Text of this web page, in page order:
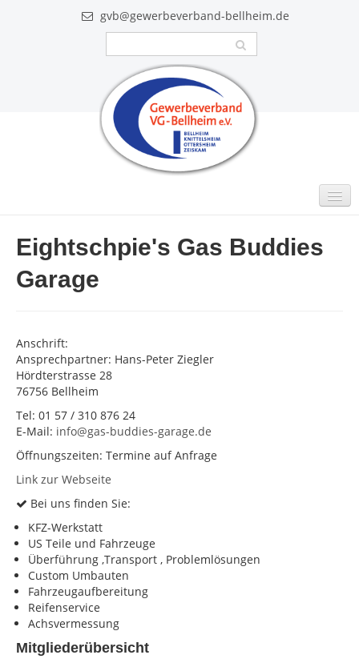
gvb@gewerbeverband-bellheim.de
MITGLIEDER
AKTUELLES
Impressum
Datenschutz
Eightschpie's Gas Buddies
Garage
Anschrift:
Ansprechpartner: Hans-Peter Ziegler
Hördterstrasse 28
76756 Bellheim
Tel: 01 57 / 310 876 24
E-Mail: info@gas-buddies-garage.de
Öffnungszeiten: Termine auf Anfrage
Link zur Webseite
Bei uns finden Sie:
KFZ-Werkstatt
US Teile und Fahrzeuge
Überführung ,Transport , Problemlösungen
Custom Umbauten
Fahrzeugaufbereitung
Reifenservice
Achsvermessung
Mitgliederübersicht